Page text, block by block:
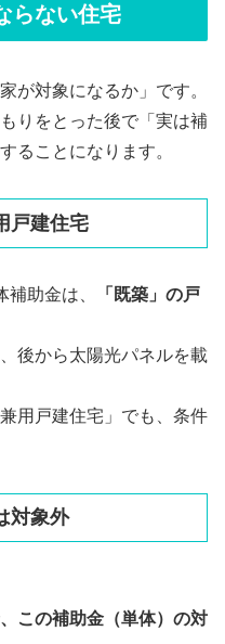
らない住宅
が対象になるか」です。
りをとった後で「実は補
ることになります。
戸建住宅
助金は、
「既築」の戸
後から太陽光パネルを載
用戸建住宅」でも、条件
対象外
この補助金（単体）の対